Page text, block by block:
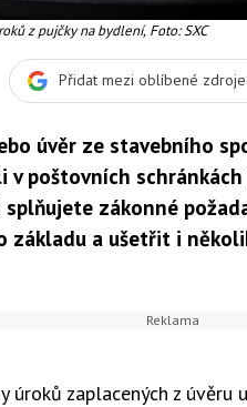
z pujčky na bydlení, Foto: SXC
Přidat mezi oblíbené
úvěr ze stavebního
poštovních
splňujete zákonné
základu a ušetřit i
úroků zaplacených z úvěru